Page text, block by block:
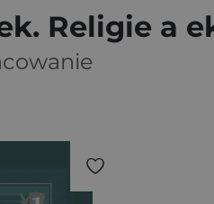
Religie a